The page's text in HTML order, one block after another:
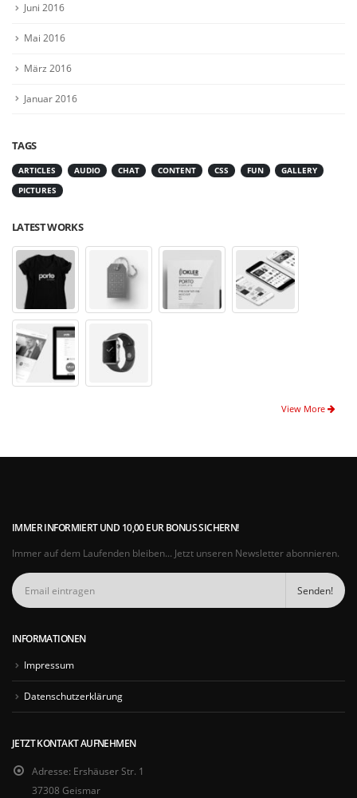
Juni 2016
Mai 2016
März 2016
Januar 2016
TAGS
ARTICLES AUDIO CHAT CONTENT CSS FUN
GALLERY
PICTURES
LATEST WORKS
View More
IMMER INFORMIERT UND 10,00 EUR BONUS SICHERN!
Immer auf dem Laufenden bleiben... Jetzt unseren Newsletter abonnieren.
INFORMATIONEN
Impressum
Datenschutzerklärung
JETZT KONTAKT AUFNEHMEN
Adresse: Ershäuser Str. 1
37308 Geismar